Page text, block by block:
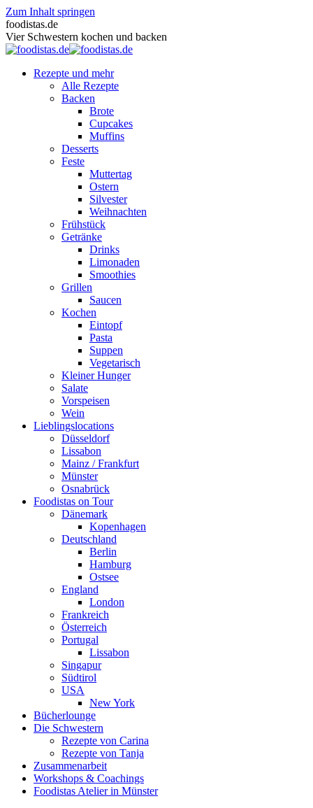
Zum Inhalt springen
foodistas.de
Vier Schwestern kochen und backen
Rezepte und mehr
Alle Rezepte
Backen
Brote
Cupcakes
Muffins
Desserts
Feste
Muttertag
Ostern
Silvester
Weihnachten
Frühstück
Getränke
Drinks
Limonaden
Smoothies
Grillen
Saucen
Kochen
Eintopf
Pasta
Suppen
Vegetarisch
Kleiner Hunger
Salate
Vorspeisen
Wein
Lieblingslocations
Düsseldorf
Lissabon
Mainz / Frankfurt
Münster
Osnabrück
Foodistas on Tour
Dänemark
Kopenhagen
Deutschland
Berlin
Hamburg
Ostsee
England
London
Frankreich
Österreich
Portugal
Lissabon
Singapur
Südtirol
USA
New York
Bücherlounge
Die Schwestern
Rezepte von Carina
Rezepte von Tanja
Zusammenarbeit
Workshops & Coachings
Foodistas Atelier in Münster